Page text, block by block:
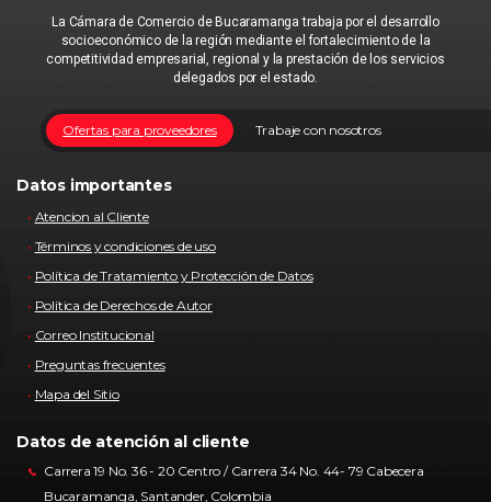
La Cámara de Comercio de Bucaramanga trabaja por el desarrollo
socioeconómico de la región mediante el fortalecimiento de la
competitividad empresarial, regional y la prestación de los servicios
delegados por el estado.
Trabaje con nosotros
Ofertas para proveedores
Datos importantes
Atencion al Cliente
Términos y condiciones de uso
Política de Tratamiento y Protección de Datos
Política de Derechos de Autor
Correo Institucional
Preguntas frecuentes
Mapa del Sitio
Datos de atención al cliente
Carrera 19 No. 36 - 20 Centro / Carrera 34 No. 44- 79 Cabecera
Bucaramanga, Santander, Colombia